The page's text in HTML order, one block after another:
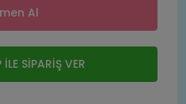
Al
SİPARİŞ VER